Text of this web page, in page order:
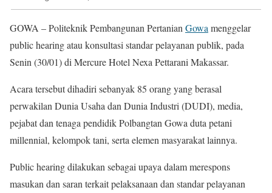
GOWA – Politeknik Pembangunan Pertanian Gowa menggelar
public hearing atau konsultasi standar pelayanan publik, pada
Senin (30/01) di Mercure Hotel Nexa Pettarani Makassar.
Acara tersebut dihadiri sebanyak 85 orang yang berasal
perwakilan Dunia Usaha dan Dunia Industri (DUDI), media,
pejabat dan tenaga pendidik Polbangtan Gowa duta petani
millennial, kelompok tani, serta elemen masyarakat lainnya.
Public hearing dilakukan sebagai upaya dalam merespons
masukan dan saran terkait pelaksanaan dan standar pelayanan